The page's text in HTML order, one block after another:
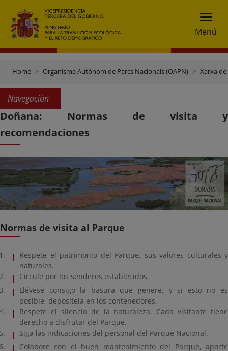
Menú
Home Organisme Autònom de Parcs Nacionals (OAPN) Xarxa
Navegación
Doñana: Normas de visita y
recomendaciones
Normas de visita al Parque
Respete el patrimonio del Parque, sus valores culturales y
naturales.
Circule por los senderos establecidos.
Llévese consigo la basura que genere, y si esto no es
posible, deposítela en los contenedores.
Respete el silencio de la naturaleza. Cada visitante tiene
derecho a disfrutar del Parque.
Siga las indicaciones del personal del Parque Nacional.
Colabore con el buen mantenimiento del Parque, aporte